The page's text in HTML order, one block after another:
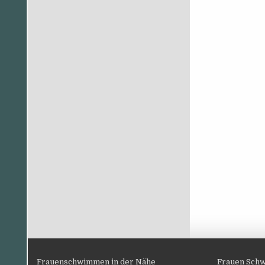
Frauenschwimmen in der Nähe Frauen